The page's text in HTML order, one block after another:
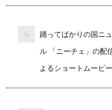
踊ってばかりの国ニ
ル 「ニーチェ」の配
よるショートムービ